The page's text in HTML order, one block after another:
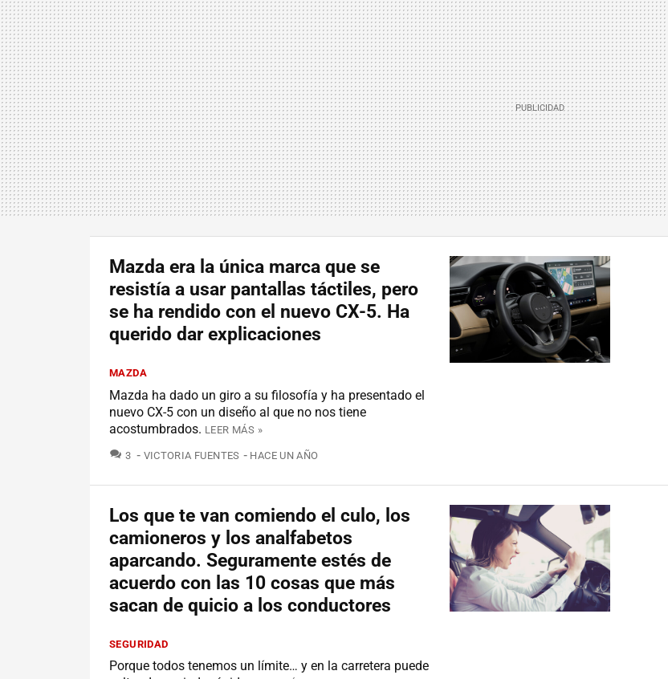
Mazda era la única marca que se
resistía a usar pantallas táctiles, pero
se ha rendido con el nuevo CX-5. Ha
querido dar explicaciones
MAZDA
Mazda ha dado un giro a su filosofía y ha presentado el
nuevo CX-5 con un diseño al que no nos tiene
acostumbrados. LEER MÁS »
3 COMENTARIOS
VICTORIA FUENTES HACE UN AÑO
Los que te van comiendo el culo, los
camioneros y los analfabetos
aparcando. Seguramente estés de
acuerdo con las 10 cosas que más
sacan de quicio a los conductores
SEGURIDAD
Porque todos tenemos un límite… y en la carretera puede